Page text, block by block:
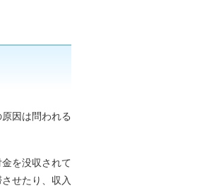
因は問われる
を没収されて
せたり、収入